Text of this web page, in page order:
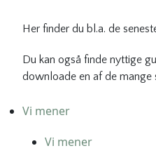
Her finder du bl.a. de
Du kan også finde nyttige
downloade en af de mange
Vi mener
Vi mener